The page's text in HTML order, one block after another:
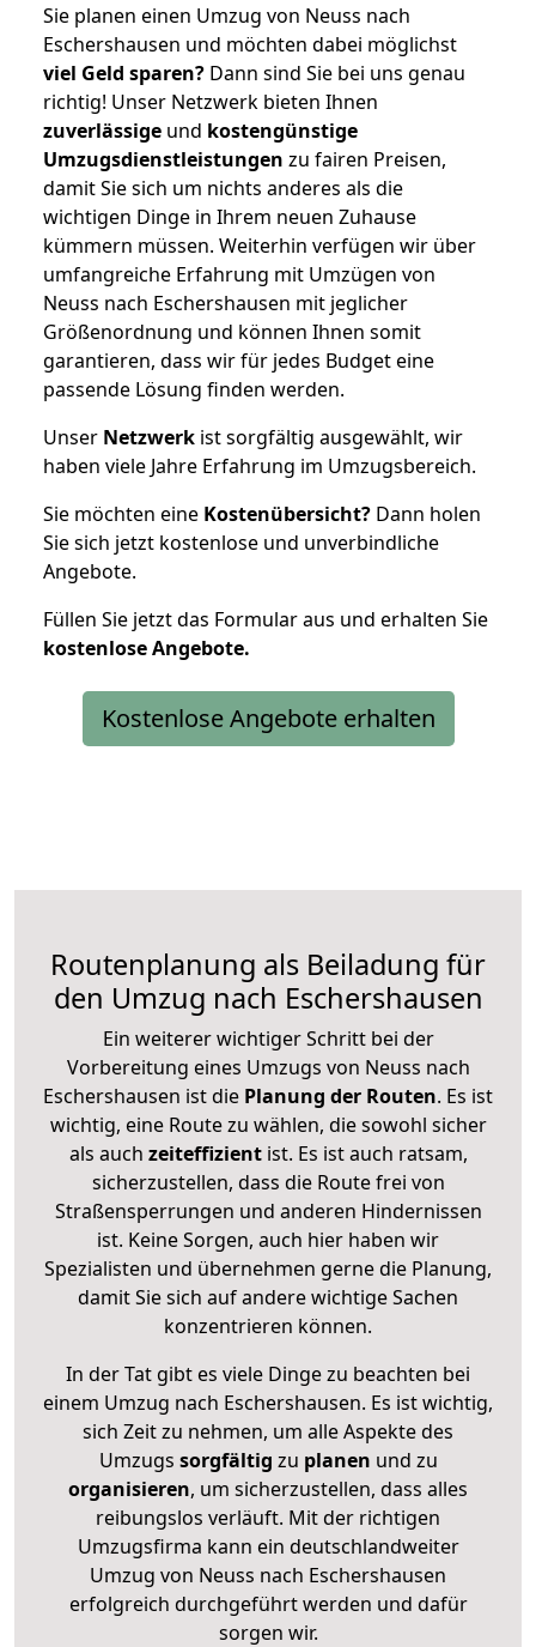
Sie planen einen Umzug von Neuss nach
Eschershausen und möchten dabei möglichst
viel Geld sparen? Dann sind Sie bei uns genau
richtig! Unser Netzwerk bieten Ihnen
zuverlässige und kostengünstige
Umzugsdienstleistungen zu fairen Preisen,
damit Sie sich um nichts anderes als die
wichtigen Dinge in Ihrem neuen Zuhause
kümmern müssen. Weiterhin verfügen wir über
umfangreiche Erfahrung mit Umzügen von
Neuss nach Eschershausen mit jeglicher
Größenordnung und können Ihnen somit
garantieren, dass wir für jedes Budget eine
passende Lösung finden werden.
Unser Netzwerk ist sorgfältig ausgewählt, wir
haben viele Jahre Erfahrung im Umzugsbereich.
Sie möchten eine Kostenübersicht? Dann holen
Sie sich jetzt kostenlose und unverbindliche
Angebote.
Füllen Sie jetzt das Formular aus und erhalten Sie
kostenloseAngebote.
Kostenlose Angebote erhalten
Routenplanung als Beiladung für
den Umzug nach Eschershausen
Ein weiterer wichtiger Schritt bei der
Vorbereitung eines Umzugs von Neuss nach
Eschershausen ist die Planung der Routen. Es ist
wichtig, eine Route zu wählen, die sowohl sicher
als auch zeiteffizientist. Es ist auch ratsam,
sicherzustellen, dass die Route frei von
Straßensperrungen und anderen Hindernissen
ist. Keine Sorgen, auch hier haben wir
Spezialisten und übernehmen gerne die Planung,
damit Sie sich auf andere wichtige Sachen
konzentrieren können.
In der Tat gibt es viele Dinge zu beachten bei
einem Umzug nach Eschershausen. Es ist wichtig,
sich Zeit zu nehmen, um alle Aspekte des
Umzugs sorgfältig zu planen und zu
organisieren, um sicherzustellen, dass alles
reibungslos verläuft. Mit der richtigen
Umzugsfirma kann ein deutschlandweiter
Umzug von Neuss nach Eschershausen
erfolgreich durchgeführt werden und dafür
sorgen wir.